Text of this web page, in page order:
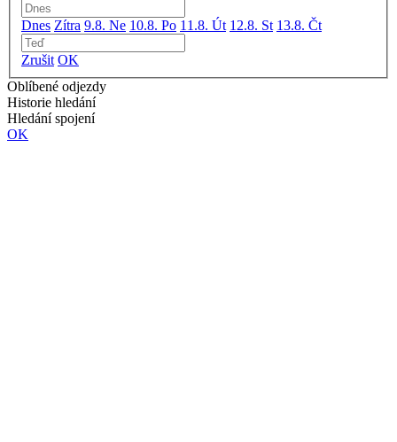
Dnes Zítra 9.8. Ne 10.8. Po 11.8. Út 12.8. St 13.8. Čt
Zrušit OK
Oblíbené odjezdy
Historie hledání
Hledání spojení
OK